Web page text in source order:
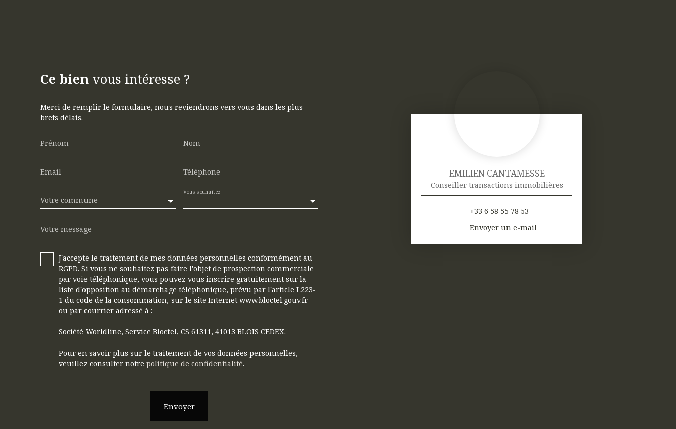
Ce bien vous intéresse ?
Merci de remplir le formulaire, nous reviendrons vers vous dans les plus
brefs délais.
Prénom Nom
Email Téléphone
Votre commune -
Vous souhaitez
Votre message
J'accepte le traitement de mes données personnelles conformément au
RGPD. Si vous ne souhaitez pas faire l'objet de prospection commerciale
par voie téléphonique, vous pouvez vous inscrire gratuitement sur la
liste d'opposition au démarchage téléphonique, prévu par l'article L223-
1 du code de la consommation, sur le site Internet www.bloctel.gouv.fr
ou par courrier adressé à :
Société Worldline, Service Bloctel, CS 61311, 41013 BLOIS CEDEX.
Pour en savoir plus sur le traitement de vos données personnelles,
veuillez consulter notre politique de confidentialité.
Envoyer
EMILIEN CANTAMESSE
Conseiller transactions immobilières
+33 6 58 55 78 53
Envoyer un e-mail